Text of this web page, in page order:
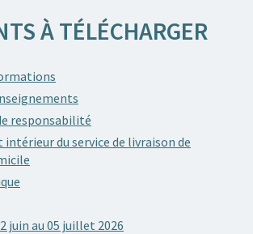
À TÉLÉCHARGER
responsabilité
du service de livraison de
juin au 05 juillet 2026